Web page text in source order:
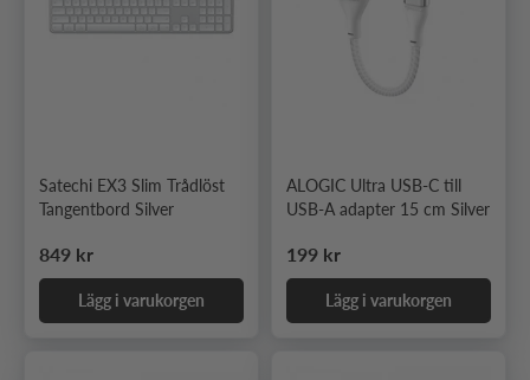
Satechi EX3 Slim Trådlöst
Tangentbord Silver
Ordinarie pris
849 kr
Lägg i varukorgen
ALOGIC Ultra USB-C till
USB-A adapter 15 cm Silver
Ordinarie pris
199 kr
Lägg i varukorgen